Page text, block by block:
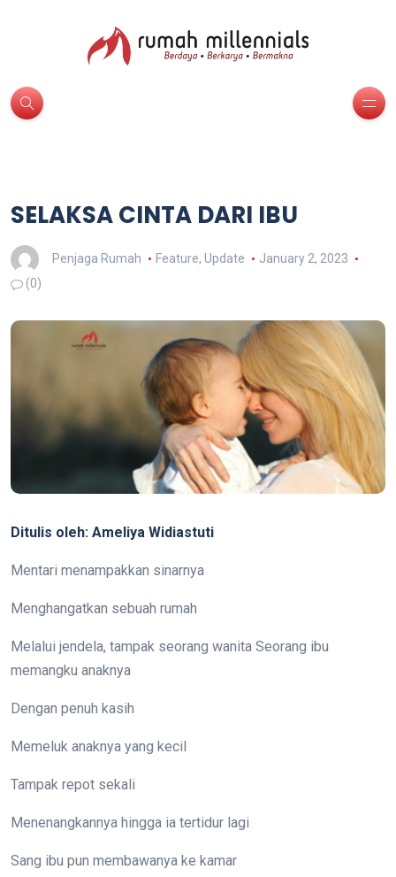
SELAKSA CINTA DARI IBU
Penjaga Rumah Feature, Update
January 2, 2023
(0)
Ditulis oleh: Ameliya Widiastuti
Mentari menampakkan sinarnya
Menghangatkan sebuah rumah
Melalui jendela, tampak seorang wanita Seorang ibu
memangku anaknya
Dengan penuh kasih
Memeluk anaknya yang kecil
Tampak repot sekali
Menenangkannya hingga ia tertidur lagi
Sang ibu pun membawanya ke kamar